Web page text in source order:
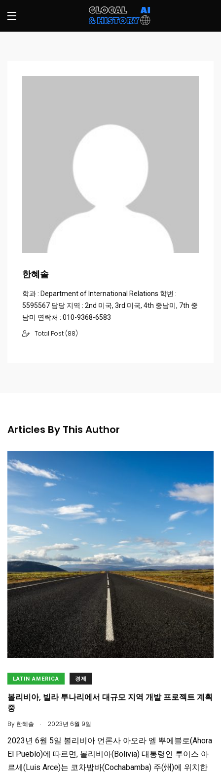
한혜솔
학과 : Department of International Relations 학번 :
5595567 담당 지역 : 2nd 미국, 3rd 미국, 4th 중남미, 7th 중
남미 연락처 : 010-9368-6583
Total Post (88)
Articles By This Author
LATIN AMERICA 경제
볼리비아, 빌라 투나리에서 대규모 지역 개발 프로젝트 계획
중
By 한혜솔 . 2023년 6월 9일
2023년 6월 5일 볼리비아 언론사 아오라 엘 뿌에블로(Ahora
El Pueblo)에 따르면, 볼리비아(Bolivia) 대통령인 루이스 아
르세(Luis Arce)는 코차밤바(Cochabamba) 주(州)에 위치한